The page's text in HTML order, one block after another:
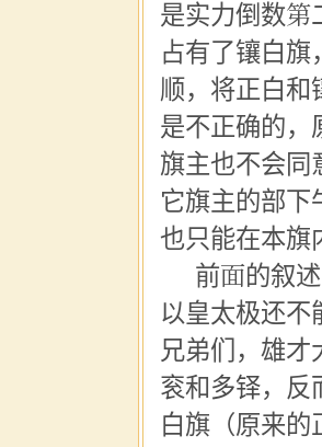
是实力倒数第
占有了镶白旗
顺，将正白和
是不正确的，
旗主也不会同
它旗主的部下
也只能在本旗
前面的叙
以皇太极还不
兄弟们，雄才
衮和 多铎，反
白旗（原来的